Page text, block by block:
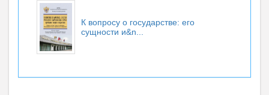
К вопросу о государстве: его
сущности и&n...